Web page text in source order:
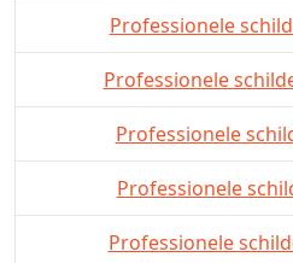
Professionele
Professionele
Professionele
Professionele
Professionele